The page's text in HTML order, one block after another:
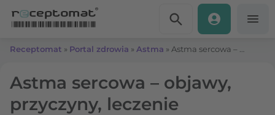
Receptomat » Portal zdrowia » Astma »
Astma sercowa – objawy,
przyczyny, leczenie